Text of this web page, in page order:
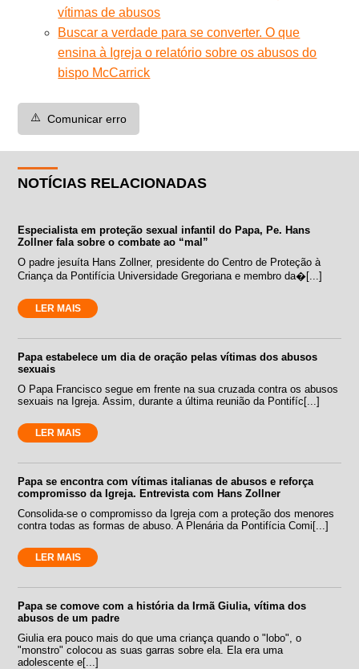
vítimas de abusos
Buscar a verdade para se converter. O que
ensina à Igreja o relatório sobre os abusos do
bispo McCarrick
⚠️ Comunicar erro
NOTÍCIAS RELACIONADAS
Especialista em proteção sexual infantil do Papa, Pe. Hans
Zollner fala sobre o combate ao “mal”
O padre jesuíta Hans Zollner, presidente do Centro de Proteção à
Criança da Pontifícia Universidade Gregoriana e membro da�[...]
LER MAIS
Papa estabelece um dia de oração pelas vítimas dos abusos
sexuais
O Papa Francisco segue em frente na sua cruzada contra os abusos
sexuais na Igreja. Assim, durante a última reunião da Pontifíc[...]
LER MAIS
Papa se encontra com vítimas italianas de abusos e reforça
compromisso da Igreja. Entrevista com Hans Zollner
Consolida-se o compromisso da Igreja com a proteção dos menores
contra todas as formas de abuso. A Plenária da Pontifícia Comi[...]
LER MAIS
Papa se comove com a história da Irmã Giulia, vítima dos
abusos de um padre
Giulia era pouco mais do que uma criança quando o "lobo", o
"monstro" colocou as suas garras sobre ela. Ela era uma
adolescente e[...]